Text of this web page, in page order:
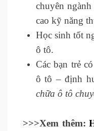
chuyên
cao kỹ năng
Học sinh tốt
ô tô.
Các bạn trẻ
ô tô – định
chữa ô tô
>>>Xem thêm: